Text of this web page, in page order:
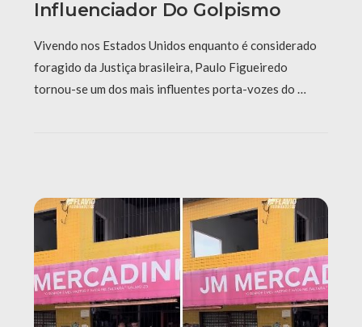
Influenciador Do Golpismo
Vivendo nos Estados Unidos enquanto é considerado
foragido da Justiça brasileira, Paulo Figueiredo
tornou-se um dos mais influentes porta-vozes do …